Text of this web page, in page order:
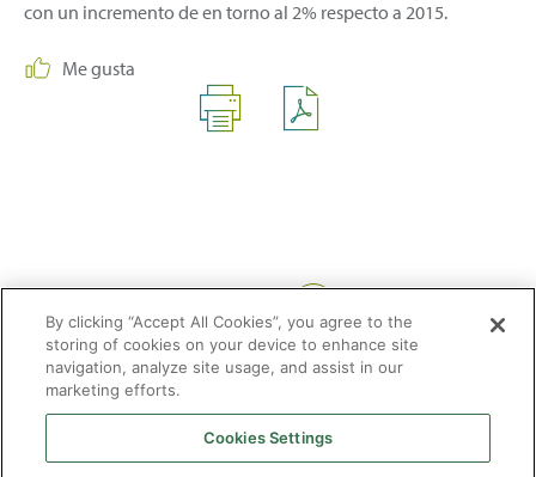
con un incremento de en torno al 2% respecto a 2015.
Me gusta
By clicking “Accept All Cookies”, you agree to the
storing of cookies on your device to enhance site
navigation, analyze site usage, and assist in our
marketing efforts.
Cookies Settings